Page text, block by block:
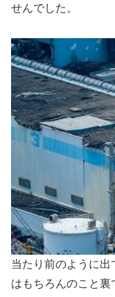
せんでした。
当たり前のように
はもちろんのこと裏